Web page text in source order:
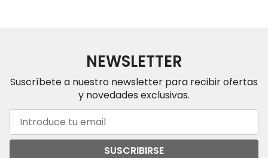
NEWSLETTER
Suscríbete a nuestro newsletter para recibir ofertas
y novedades exclusivas.
SUSCRIBIRSE